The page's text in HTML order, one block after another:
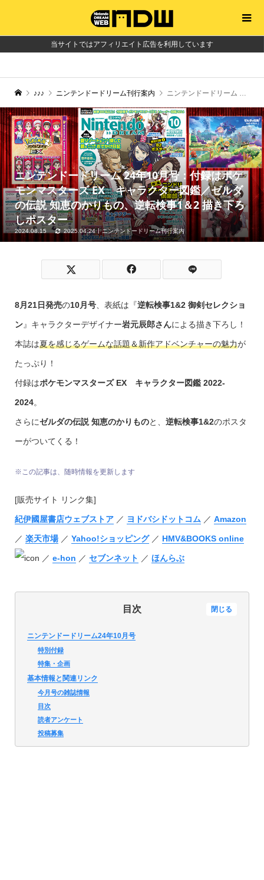
当サイトではアフィリエイト広告を利用しています
♪♪♪ ニンテンドードリーム刊行案内 ニンテンドードリーム 24年10月号：付録はポケモンマスターズ EX キャラクター図鑑／ゼルダの伝説 知恵のかりもの、逆転検事1＆2 描き下ろしポスター
ニンテンドードリーム 24年10月号：付録はポケ
モンマスターズ EX キャラクター図鑑／ゼルダ
の伝説 知恵のかりもの、逆転検事1＆2 描き下ろ
しポスター
2024.08.15 2025.04.24 ニンテンドードリーム刊行案内
8月21日発売の10月号、表紙は『逆転検事1&2 御剣セレクショ
ン』キャラクターデザイナー岩元辰郎さんによる描き下ろし！
本誌は夏を感じるゲームな話題＆新作アドベンチャーの魅力が
たっぷり！
付録はポケモンマスターズ EX キャラクター図鑑 2022-
2024。
さらにゼルダの伝説 知恵のかりものと、 逆転検事1&2のポスタ
ーがついてくる！
※この記事は、随時情報を更新します
[販売サイト リンク集]
紀伊國屋書店ウェブストア／ ヨドバシドットコム ／ Amazon
／ 楽天市場／ Yahoo!ショッピング／ HMV&BOOKS online
／ e-hon ／ セブンネット ／ ほんらぶ
目次 閉じる
ニンテンドードリーム24年10月号
特別付録
特集・企画
基本情報と関連リンク
今月号の雑誌情報
目次
読者アンケート
投稿募集